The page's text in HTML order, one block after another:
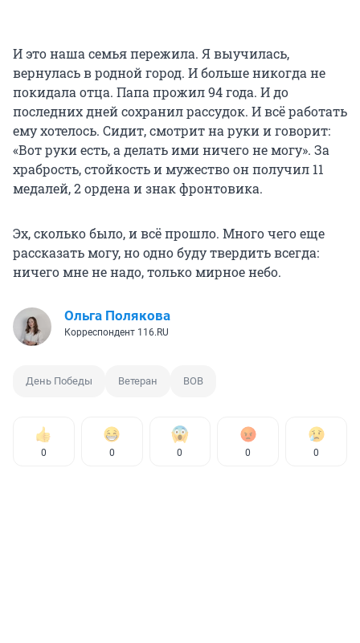
И это наша семья пережила. Я выучилась,
вернулась в родной город. И больше никогда не
покидала отца. Папа прожил 94 года. И до
последних дней сохранил рассудок. И всё работать
ему хотелось. Сидит, смотрит на руки и говорит:
«Вот руки есть, а делать ими ничего не могу». За
храбрость, стойкость и мужество он получил 11
медалей, 2 ордена и знак фронтовика.
Эх, сколько было, и всё прошло. Много чего еще
рассказать могу, но одно буду твердить всегда:
ничего мне не надо, только мирное небо.
Ольга Полякова
Корреспондент 116.RU
День Победы Ветеран ВОВ
0 0 0 0 0